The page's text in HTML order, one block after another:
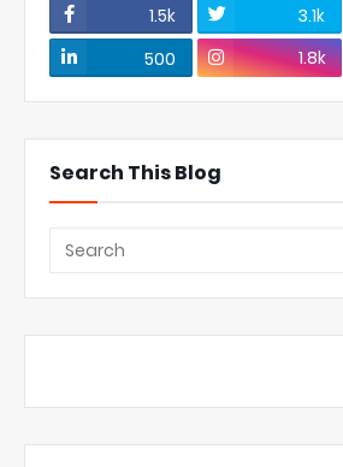
1.5k 3.1k
500
1.8k
Search This Blog